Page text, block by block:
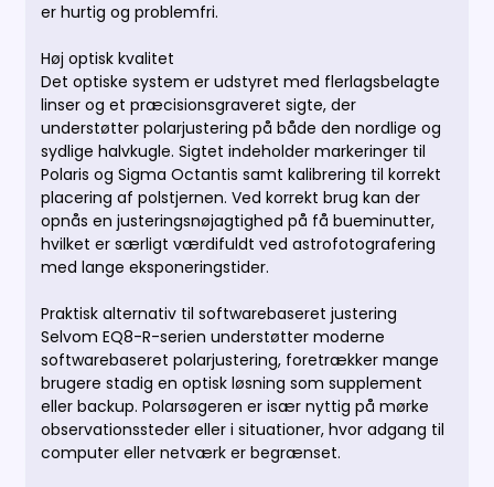
er hurtig og problemfri.
Høj optisk kvalitet
Det optiske system er udstyret med flerlagsbelagte
linser og et præcisionsgraveret sigte, der
understøtter polarjustering på både den nordlige og
sydlige halvkugle. Sigtet indeholder markeringer til
Polaris og Sigma Octantis samt kalibrering til korrekt
placering af polstjernen. Ved korrekt brug kan der
opnås en justeringsnøjagtighed på få bueminutter,
hvilket er særligt værdifuldt ved astrofotografering
med lange eksponeringstider.
Praktisk alternativ til softwarebaseret justering
Selvom EQ8-R-serien understøtter moderne
softwarebaseret polarjustering, foretrækker mange
brugere stadig en optisk løsning som supplement
eller backup. Polarsøgeren er især nyttig på mørke
observationssteder eller i situationer, hvor adgang til
computer eller netværk er begrænset.